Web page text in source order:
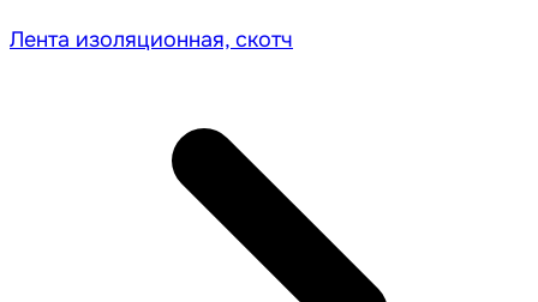
Лента изоляционная, скотч